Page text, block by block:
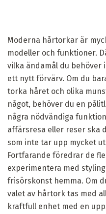
Moderna hårtorkar är
modeller och funktioner.
vilka ändamål du
ett nytt förvärv. Om du
torka håret och olika
något, behöver du en
några nödvändiga
affärsresa eller reser ska
som inte tar upp mycket
Fortfarande föredrar de
experimentera med
frisörskonst hemma. Om
valet av hårtork tas med
kraftfull enhet med en